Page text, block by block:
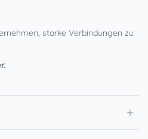
starke Verbindungen zu